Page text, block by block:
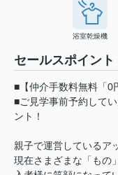
浴室乾燥機
セールスポイント
■【仲介手数料無料「0
■ご見学事前予約して
ント！
親子で運営しているア
現在さまざまな「もの